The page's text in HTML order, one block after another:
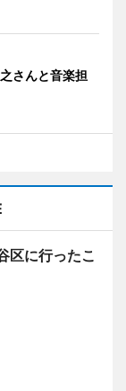
さんと音楽担
区に行ったこ